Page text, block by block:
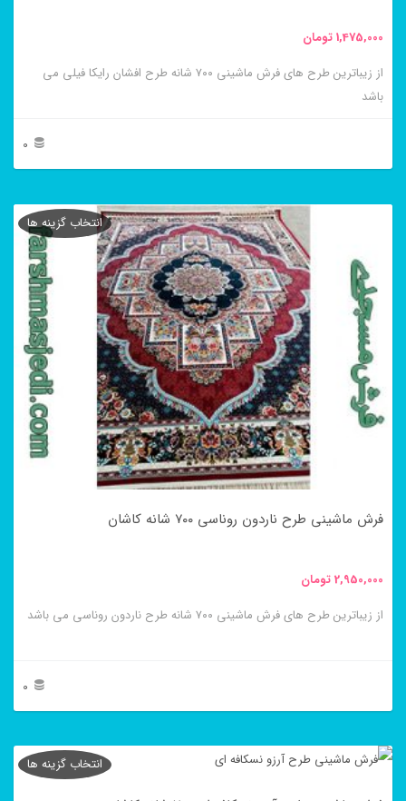
انتخاب
شوند
1,475,000تومان
از زیباترین طرح های فرش ماشینی ۷۰۰ شانه طرح افشان رایکا فیلی می
باشد
0
محصول
مختلفی
باشد.
گزینه
ها
صفحه
انتخاب
شوند
فرش ماشینی طرح ناردون روناسی ۷۰۰ شانه کاشان
2,950,000تومان
از زیباترین طرح های فرش ماشینی ۷۰۰ شانه طرح ناردون روناسی می باشد
0
انتخاب گزینه ها
محصول
انتخاب گزینه ها